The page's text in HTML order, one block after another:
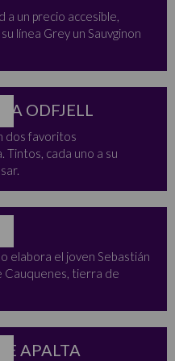
a un precio accesible,
línea Grey un Sauvginon
ODFJELL
dos favoritos
Tintos, cada uno a su
elabora el joven Sebastián
Cauquenes, tierra de
APALTA